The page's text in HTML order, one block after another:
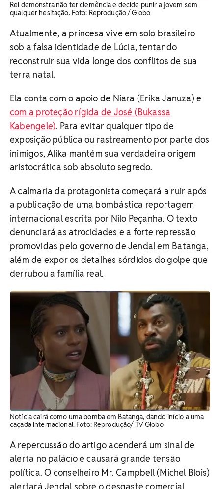
Rei demonstra não ter clemência e decide punir a jovem sem
qualquer hesitação. ​Foto: Reprodução / Globo
Atualmente, a princesa vive em solo brasileiro
sob a falsa identidade de Lúcia, tentando
reconstruir sua vida longe dos conflitos de sua
terra natal.
Ela conta com o apoio de Niara (Erika Januza) e
com a proteção rígida de José (Bukassa
Kabengele). Para evitar qualquer tipo de
exposição pública ou rastreamento por parte dos
inimigos, Alika mantém sua verdadeira origem
aristocrática sob absoluto segredo.
A calmaria da protagonista começará a ruir após
a publicação de uma bombástica reportagem
internacional escrita por Nilo Peçanha. O texto
denunciará as atrocidades e a forte repressão
promovidas pelo governo de Jendal em Batanga,
além de expor os detalhes sórdidos do golpe que
derrubou a família real.
Notícia cairá como uma bomba em Batanga, dando início a uma
caçada internacional. Foto: Reprodução/ TV Globo
A repercussão do artigo acenderá um sinal de
alerta no palácio e causará grande tensão
política.O conselheiro Mr. Campbell (Michel Blois)
alertará Jendal sobre o desgaste comercial